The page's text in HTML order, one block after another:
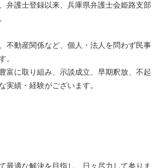
弁護士登録以来、兵庫県弁護士会姫路支部
不動産関係など、個人・法人を問わず民事
。
富に取り組み、示談成立、早期釈放、不起
実績・経験がございます。
最適な解決を目指し、日々尽力して参りま